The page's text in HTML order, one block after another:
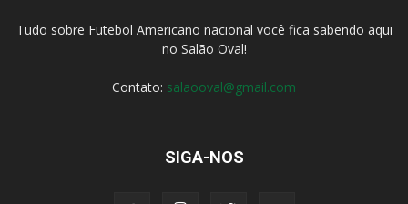
Tudo sobre Futebol Americano nacional você fica sabendo aqui
no Salão Oval!
Contato: salaooval@gmail.com
SIGA-NOS